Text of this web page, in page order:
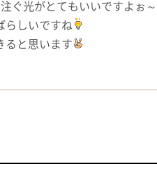
ぐ光がとてもいいですよぉ～
らしいですね
ると思います